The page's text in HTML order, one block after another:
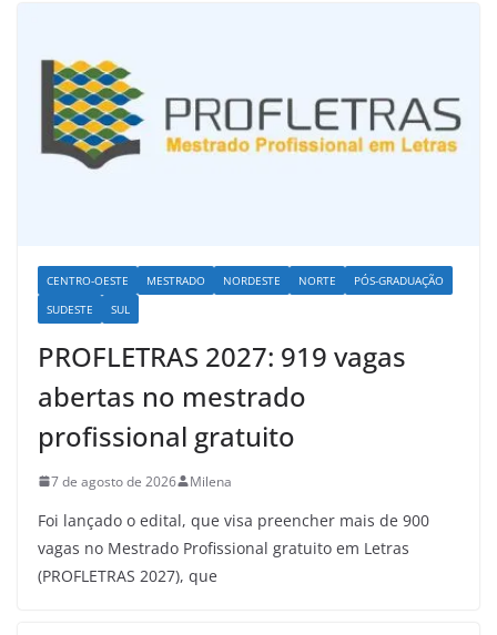
CENTRO-OESTE MESTRADO NORDESTE NORTE
PÓS-GRADUAÇÃO
SUDESTE
SUL
PROFLETRAS 2027: 919 vagas
abertas no mestrado
profissional gratuito
7 de agosto de 2026 Milena
Foi lançado o edital, que visa preencher mais de 900
vagas no Mestrado Profissional gratuito em Letras
(PROFLETRAS 2027), que